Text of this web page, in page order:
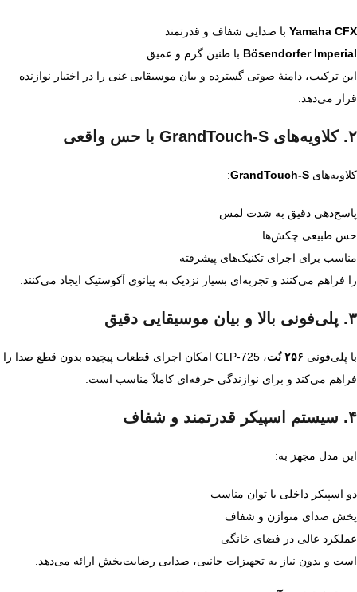
Yamaha CFX با صدایی شفاف و قدرتمند
Bösendorfer Imperial با طنین گرم و عمیق
این ترکیب، دامنهٔ صوتی گسترده و بیان موسیقایی غنی را در اختیار نوازنده
قرار می‌دهد.
۲. کلاویه‌های GrandTouch‑S با حس واقعی
کلاویه‌های GrandTouch‑S
:
پاسخ‌دهی دقیق به شدت لمس
حس طبیعی چکش‌ها
مناسب برای اجرای تکنیک‌های پیشرفته
را فراهم می‌کنند و تجربه‌ای بسیار نزدیک به پیانوی آکوستیک ایجاد می‌کنند.
۳. پلی‌فونی بالا و بیان موسیقایی دقیق
با پلی‌فونی ۲۵۶ نُت
، CLP‑725 امکان اجرای قطعات پیچیده بدون قطع صدا را
فراهم می‌کند و برای نوازندگی حرفه‌ای کاملاً مناسب است.
۴. سیستم اسپیکر قدرتمند و شفاف
این مدل مجهز به:
دو اسپیکر داخلی با توان مناسب
پخش صدای متوازن و شفاف
عملکرد عالی در فضای خانگی
است و بدون نیاز به تجهیزات جانبی، صدایی رضایت‌بخش ارائه می‌دهد.